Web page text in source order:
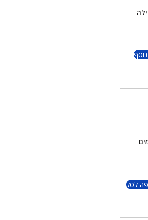
לסל